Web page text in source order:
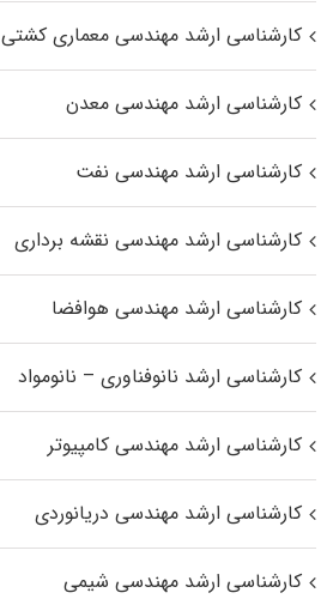
کارشناسی ارشد مهندسی معماری کشتی
کارشناسی ارشد مهندسی معدن
کارشناسی ارشد مهندسی نفت
کارشناسی ارشد مهندسی نقشه برداری
کارشناسی ارشد مهندسی هوافضا
کارشناسی ارشد نانوفناوری – نانومواد
کارشناسی ارشد مهندسی کامپیوتر
کارشناسی ارشد مهندسی دریانوردی
کارشناسی ارشد مهندسی شیمی